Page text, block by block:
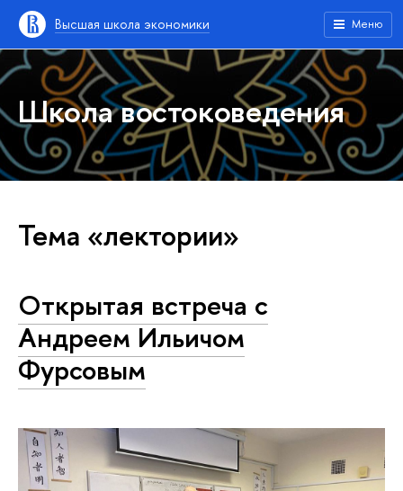
Высшая школа экономики Меню
Школа востоковедения
Тема «лектории»
Открытая встреча с
Андреем Ильичом
Фурсовым